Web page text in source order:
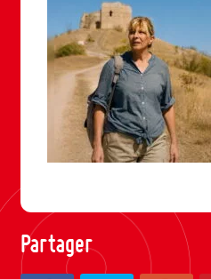
Partager